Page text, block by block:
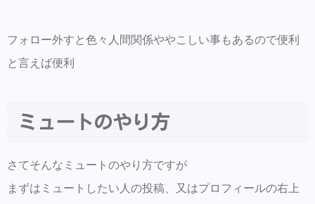
フォロー外すと色々人間関係ややこしい事もあるので便利
と言えば便利
ミュートのやり方
さてそんなミュートのやり方ですが
まずはミュートしたい人の投稿、又はプロフィールの右上